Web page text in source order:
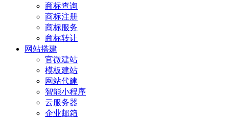
商标查询
商标注册
商标服务
商标转让
网站搭建
官微建站
模板建站
网站代建
智能小程序
云服务器
企业邮箱